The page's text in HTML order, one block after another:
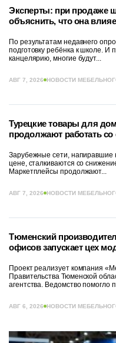
Эксперты: при продаже
объяснить, что она
По результатам недавнего
подготовку ребёнка к школе. И
канцелярию, многие будут...
АВГ 7, 2026 НОВОСТИ
Турецкие товары для
продолжают работать
Зарубежные сети, напиравшие
цене, сталкиваются со
Маркетплейсы продолжают...
АВГ 7, 2026 НОВОСТИ
Тюменский
офисов запускает цех
Проект реализует компания
Правительства Тюменской
агентства. Ведомство помогло
АВГ 6, 2026 НОВОСТИ